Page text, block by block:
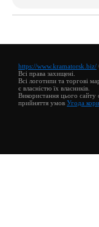
https://www.kramatorsk.biz/
Всі права захищені.
Всі логотипи та торгові
є власністю їх власників.
Використання цього сайту
прийняття умов Угода